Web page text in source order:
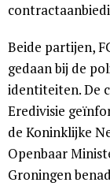
Beide partijen,
gedaan bij de
identiteiten. De
Eredivisie
de Koninklijke
Openbaar
Groningen